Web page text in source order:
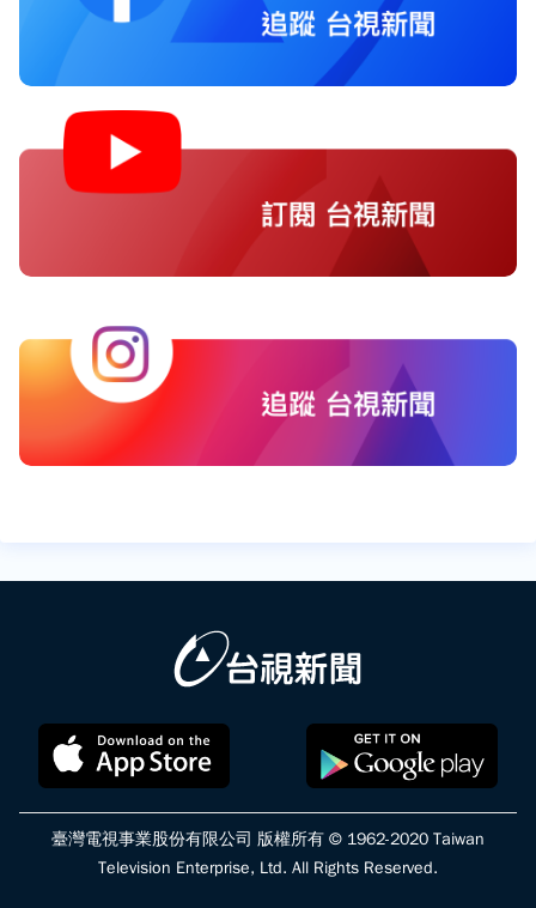
臺灣電視事業股份有限公司 版權所有 © 1962-2020 Taiwan
Television Enterprise, Ltd. All Rights Reserved.